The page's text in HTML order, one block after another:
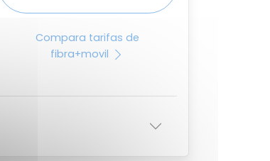
Compara tarifas de
fibra+movil